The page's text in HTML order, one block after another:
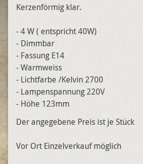
Kerzenförmig klar.
- 4 W ( entspricht 40W)
- Dimmbar
- Fassung E14
- Warmweiss
- Lichtfarbe /Kelvin 2700
- Lampenspannung 220V
- Höhe 123mm
Der angegebene Preis ist je Stück
Vor Ort Einzelverkauf möglich